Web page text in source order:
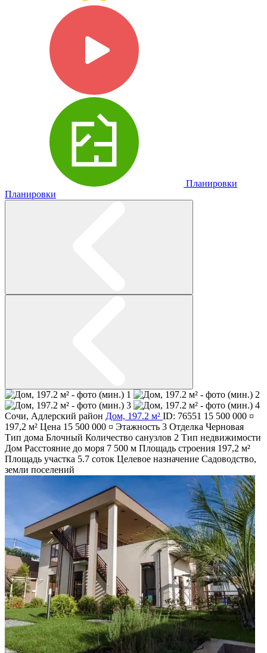
Планировки
Планировки
Сочи, Адлерский район Дом, 197.2 м² ID: 76551 15 500 000 ¤
197,2 м² Цена 15 500 000 ¤ Этажность 3 Отделка Черновая
Тип дома Блочный Количество санузлов 2 Тип недвижимости
Дом Расстояние до моря 7 500 м Площадь строения 197,2 м²
Площадь участка 5.7 соток Целевое назначение Садоводство,
земли поселений